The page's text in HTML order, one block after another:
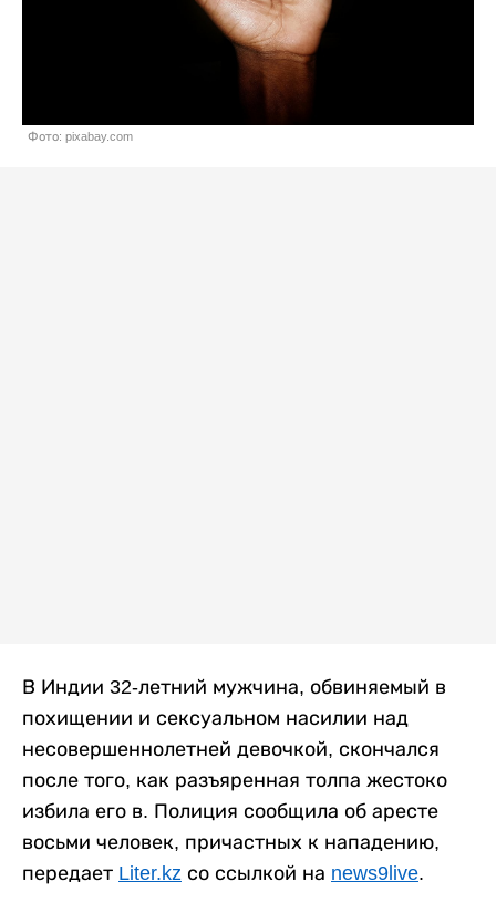
Фото: pixabay.com
В Индии 32-летний мужчина, обвиняемый в
похищении и сексуальном насилии над
несовершеннолетней девочкой, скончался
после того, как разъяренная толпа жестоко
избила его в. Полиция сообщила об аресте
восьми человек, причастных к нападению,
передает Liter.kz со ссылкой на news9live.